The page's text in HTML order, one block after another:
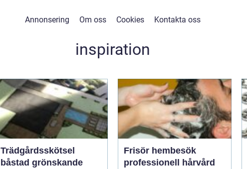
Annonsering Om oss Cookies Kontakta oss
inspiration
Trädgårdsskötsel
båstad grönskande
Frisör hembesök
professionell hårvård